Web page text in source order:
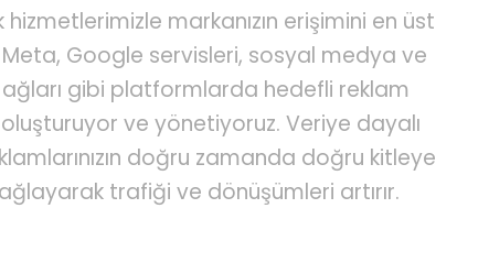
hizmetlerimizle markanızın erişimini en üst
Meta, Google servisleri, sosyal medya ve
gibi platformlarda hedefli reklam
ve yönetiyoruz. Veriye dayalı
doğru zamanda doğru kitleye
trafiği ve dönüşümleri artırır.